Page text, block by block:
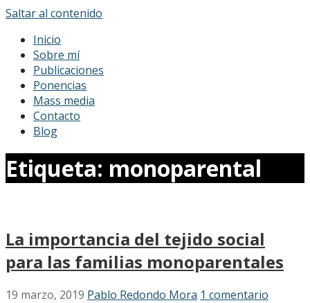
Saltar al contenido
Pablo Redondo Mora
Sociólogo
Inicio
Sobre mí
Publicaciones
Ponencias
Mass media
Contacto
Blog
Etiqueta: monoparental
La importancia del tejido social
para las familias monoparentales
19 marzo, 2019 Pablo Redondo Mora 1 comentario